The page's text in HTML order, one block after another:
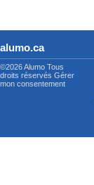
alumo.ca
©2026 Alumo Tous
droits réservés Gérer
mon consentement